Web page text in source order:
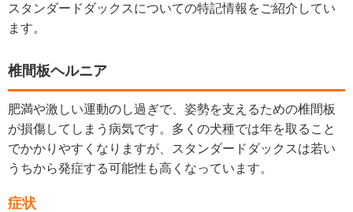
スタンダードダックスについての特記情報をご紹介してい
ます。
椎間板ヘルニア
肥満や激しい運動のし過ぎで、姿勢を支えるための椎間板
が損傷してしまう病気です。多くの犬種では年を取ること
でかかりやすくなりますが、スタンダードダックスは若い
うちから発症する可能性も高くなっています。
症状